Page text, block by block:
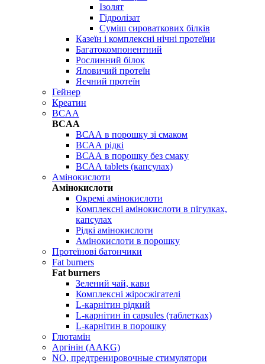
Ізолят
Гідролізат
Суміш сироваткових білків
Казеїн і комплексні нічні протеїни
Багатокомпонентний
Рослинний білок
Яловичий протеїн
Яєчний протеїн
Гейнер
Креатин
BCAA
BCAA
ВСАА в порошку зі смаком
ВСАА рідкі
ВСАА в порошку без смаку
ВСАА tablets (капсулах)
Амінокислоти
Амінокислоти
Окремі амінокислоти
Комплексні амінокислоти в пігулках,
капсулах
Рідкі амінокислоти
Амінокислоти в порошку
Протеїнові батончики
Fat burners
Fat burners
Зелений чай, кави
Комплексні жіросжігателі
L-карнітин рідкий
L-карнітин in capsules (таблетках)
L-карнітин в порошку
Глютамін
Аргінін (AAKG)
NO, предтренировочные стимулятори